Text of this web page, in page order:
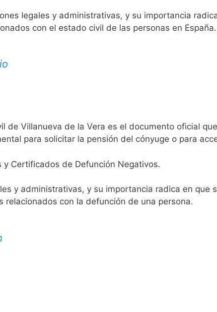
legales y administrativas, y su importancia
con el estado civil de las personas en España.
de Villanueva de la Vera es el documento oficial
para solicitar la pensión del cónyuge o para
Certificados de Defunción Negativos.
y administrativas, y su importancia radica en que
con la defunción de una persona.